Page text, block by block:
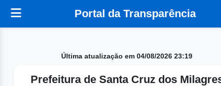
Portal da Transparência
Última atualização em 04/08/2026 23:19
Prefeitura de Santa Cruz dos